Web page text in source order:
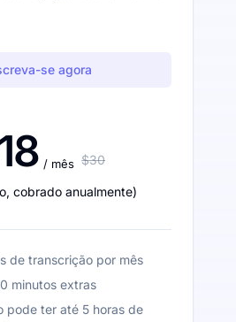
se agora
/ mês $30
, cobrado anualmente)
de transcrição por mês
minutos extras
pode ter até 5 horas de